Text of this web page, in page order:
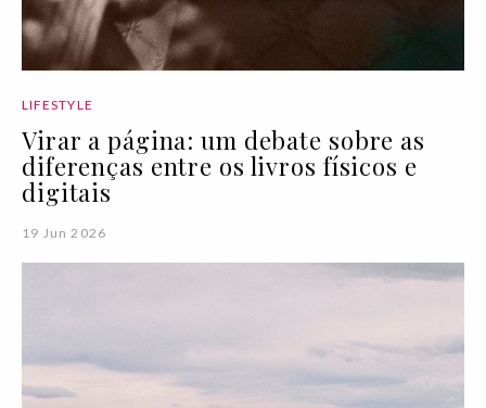
LIFESTYLE
Virar a página: um debate sobre as
diferenças entre os livros físicos e
digitais
19 Jun 2026